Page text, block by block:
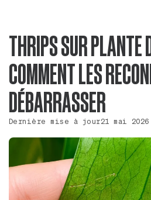
THRIPS SUR PLANTE
COMMENT LES
DÉBARRASSER
Dernière mise à jour21 mai 2026